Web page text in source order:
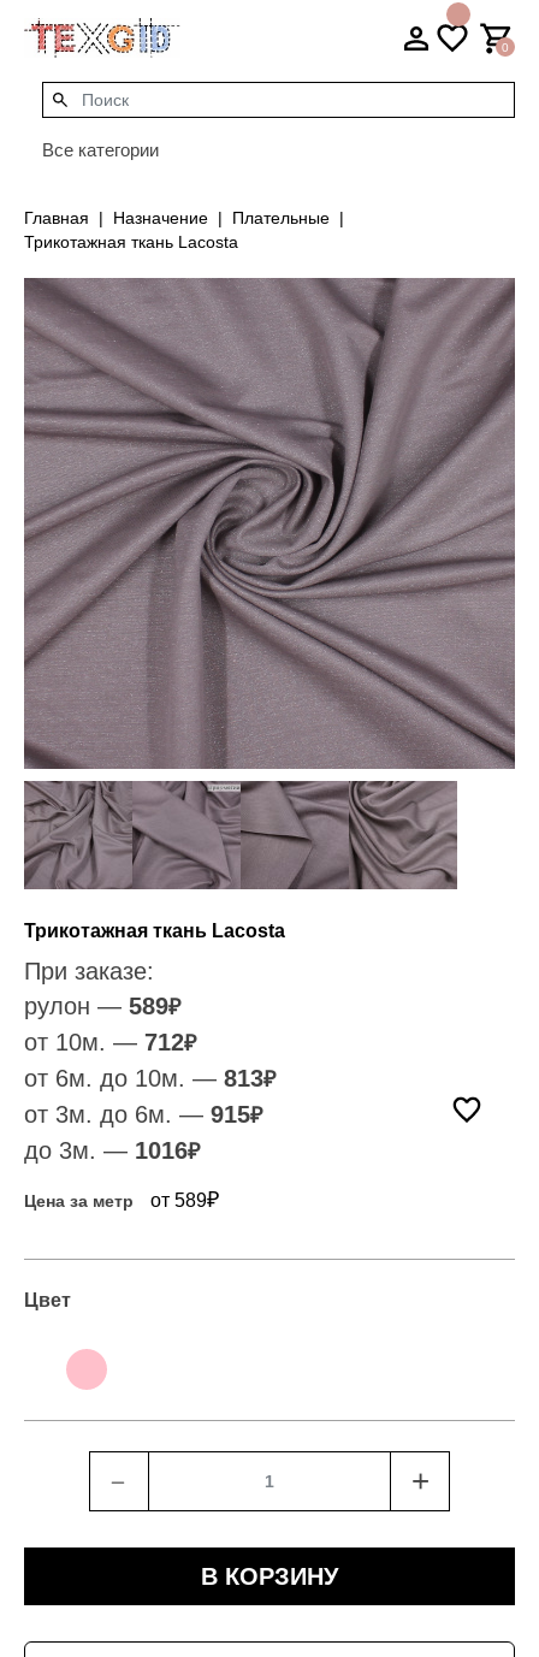
0
Все категории
Главная Назначение
Плательные
Трикотажная ткань Lacosta
Трикотажная ткань Lacosta
При заказе:
рулон — 589₽
от 10м. — 712₽
от 6м. до 10м. — 813₽
от 3м. до 6м. — 915₽
до 3м. — 1016₽
Цена за метр от 589₽
Цвет
﹣ +
В КОРЗИНУ